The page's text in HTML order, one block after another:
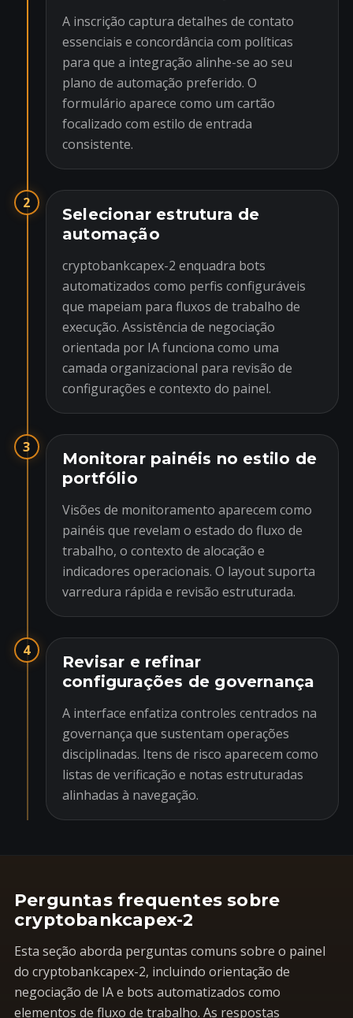
A inscrição captura detalhes de contato
essenciais e concordância com políticas
para que a integração alinhe-se ao seu
plano de automação preferido. O
formulário aparece como um cartão
focalizado com estilo de entrada
consistente.
2
Selecionar estrutura de
automação
cryptobankcapex-2 enquadra bots
automatizados como perfis configuráveis
que mapeiam para fluxos de trabalho de
execução. Assistência de negociação
orientada por IA funciona como uma
camada organizacional para revisão de
configurações e contexto do painel.
3
Monitorar painéis no estilo de
portfólio
Visões de monitoramento aparecem como
painéis que revelam o estado do fluxo de
trabalho, o contexto de alocação e
indicadores operacionais. O layout suporta
varredura rápida e revisão estruturada.
4
Revisar e refinar
configurações de governança
A interface enfatiza controles centrados na
governança que sustentam operações
disciplinadas. Itens de risco aparecem como
listas de verificação e notas estruturadas
alinhadas à navegação.
Perguntas frequentes sobre
cryptobankcapex-2
Esta seção aborda perguntas comuns sobre o painel
do cryptobankcapex-2, incluindo orientação de
negociação de IA e bots automatizados como
elementos de fluxo de trabalho. As respostas